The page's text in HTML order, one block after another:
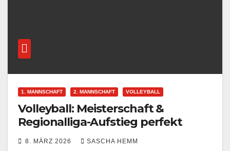
1. MANNSCHAFT 2. MANNSCHAFT VOLLEYBALL
Volleyball: Meisterschaft &
Regionalliga-Aufstieg perfekt
8. MÄRZ 2026 SASCHA HEMM